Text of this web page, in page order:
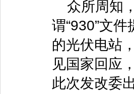
众所周知
谓“930”文
的光伏电站
见国家回应
此次发改委